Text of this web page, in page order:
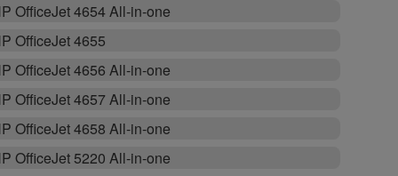
OfficeJet 4654 All-in-one
OfficeJet 4655
OfficeJet 4656 All-in-one
OfficeJet 4657 All-in-one
OfficeJet 4658 All-in-one
OfficeJet 5220 All-in-one